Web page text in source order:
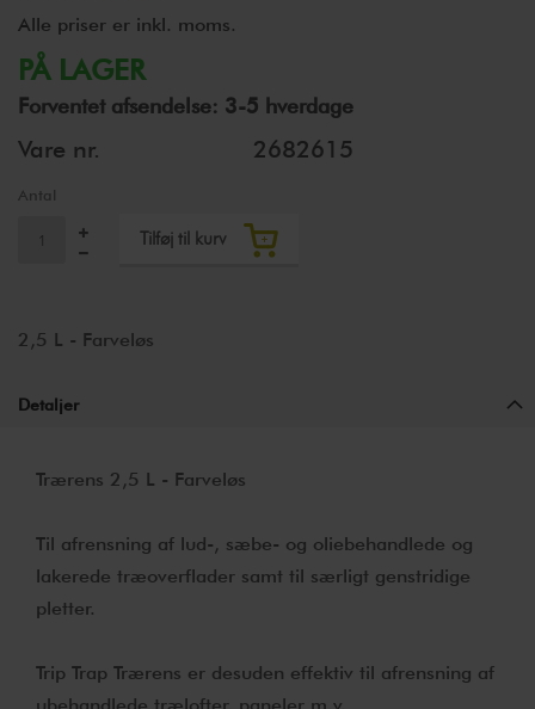
Alle priser er inkl. moms.
PÅ LAGER
Forventet afsendelse: 3-5 hverdage
Vare nr. 2682615
Antal
Tilføj til kurv
2,5 L - Farveløs
Detaljer
Trærens 2,5 L - Farveløs
Til afrensning af lud-, sæbe- og oliebehandlede og
lakerede træoverflader samt til særligt genstridige
pletter.
Trip Trap Trærens er desuden effektiv til afrensning af